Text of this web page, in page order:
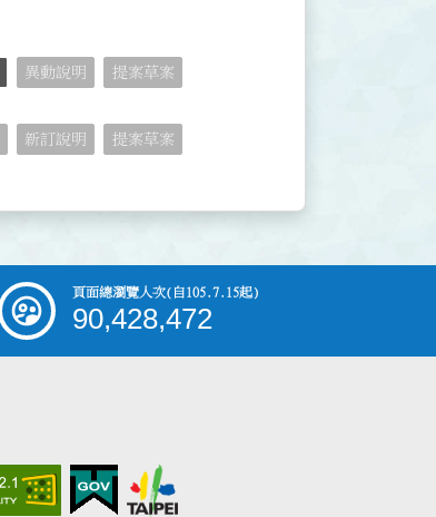
異動說明 提案草案
新訂說明 提案草案
頁面總瀏覽人次(自105.7.15起)
90,428,472